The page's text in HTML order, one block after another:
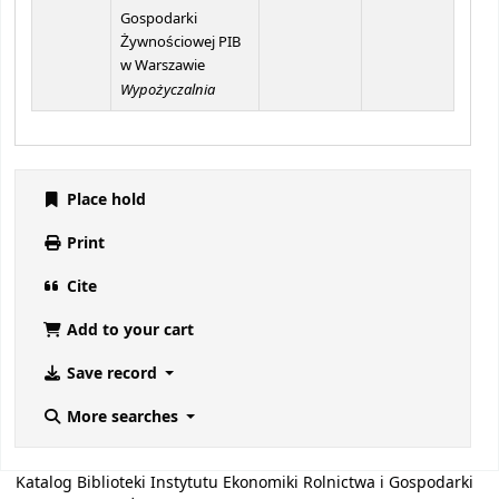
Gospodarki
Żywnościowej PIB
w Warszawie
Wypożyczalnia
Place hold
Print
Cite
Add to your cart
Save record
More searches
Katalog Biblioteki Instytutu Ekonomiki Rolnictwa i Gospodarki